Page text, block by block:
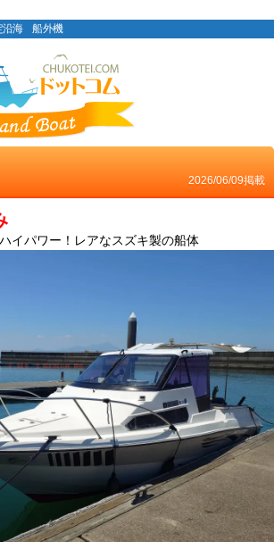
海 船外機
2026/06/09掲載
イパワー！レアなスズキ製の船体